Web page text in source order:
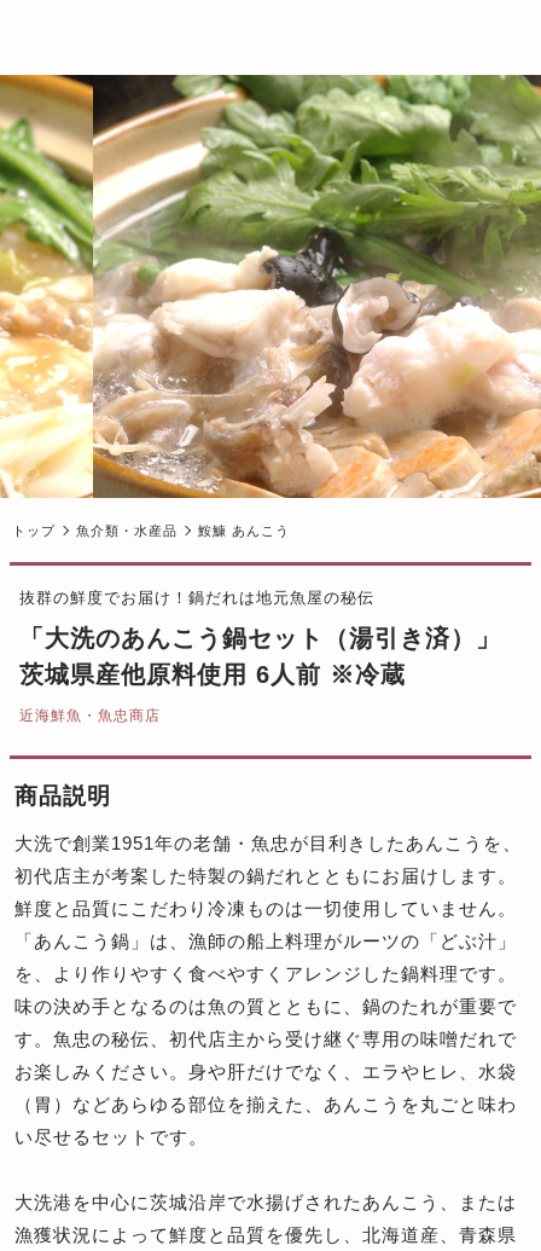
トップ 魚介類・水産品 鮟鱇 あんこう
抜群の鮮度でお届け！鍋だれは地元魚屋の秘伝
「大洗のあんこう鍋セット（湯引き済）」
茨城県産他原料使用 6人前 ※冷蔵
近海鮮魚・魚忠商店
商品説明
大洗で創業1951年の老舗・魚忠が目利きしたあんこうを、
初代店主が考案した特製の鍋だれとともにお届けします。
鮮度と品質にこだわり冷凍ものは一切使用していません。
「あんこう鍋」は、漁師の船上料理がルーツの「どぶ汁」
を、より作りやすく食べやすくアレンジした鍋料理です。
味の決め手となるのは魚の質とともに、鍋のたれが重要で
す。魚忠の秘伝、初代店主から受け継ぐ専用の味噌だれで
お楽しみください。身や肝だけでなく、エラやヒレ、水袋
（胃）などあらゆる部位を揃えた、あんこうを丸ごと味わ
い尽せるセットです。
大洗港を中心に茨城沿岸で水揚げされたあんこう、または
漁獲状況によって鮮度と品質を優先し、北海道産、青森県